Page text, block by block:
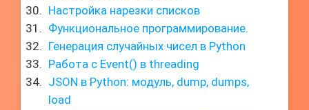
Настройка нарезки списков
Функциональное программирование.
Генерация случайных чисел в Python
Работа с Event() в threading
JSON в Python: модуль, dump, dumps,
load